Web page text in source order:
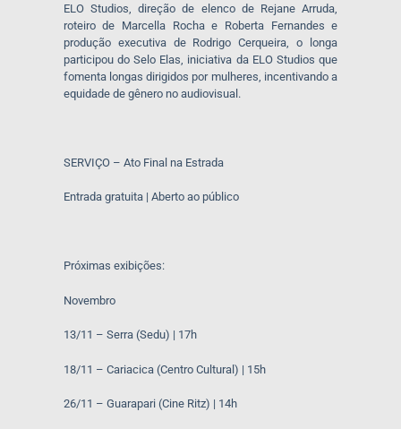
ELO Studios, direção de elenco de Rejane Arruda,
roteiro de Marcella Rocha e Roberta Fernandes e
produção executiva de Rodrigo Cerqueira, o longa
participou do Selo Elas, iniciativa da ELO Studios que
fomenta longas dirigidos por mulheres, incentivando a
equidade de gênero no audiovisual.
SERVIÇO – Ato Final na Estrada
Entrada gratuita | Aberto ao público
Próximas exibições:
Novembro
13/11 – Serra (Sedu) | 17h
18/11 – Cariacica (Centro Cultural) | 15h
26/11 – Guarapari (Cine Ritz) | 14h